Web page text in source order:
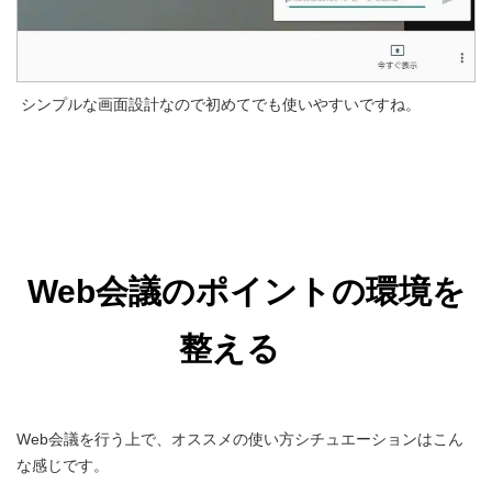
シンプルな画面設計なので初めてでも使いやすいですね。
Web会議のポイントの環境を
整える
Web会議を行う上で、オススメの使い方シチュエーションはこん
な感じです。